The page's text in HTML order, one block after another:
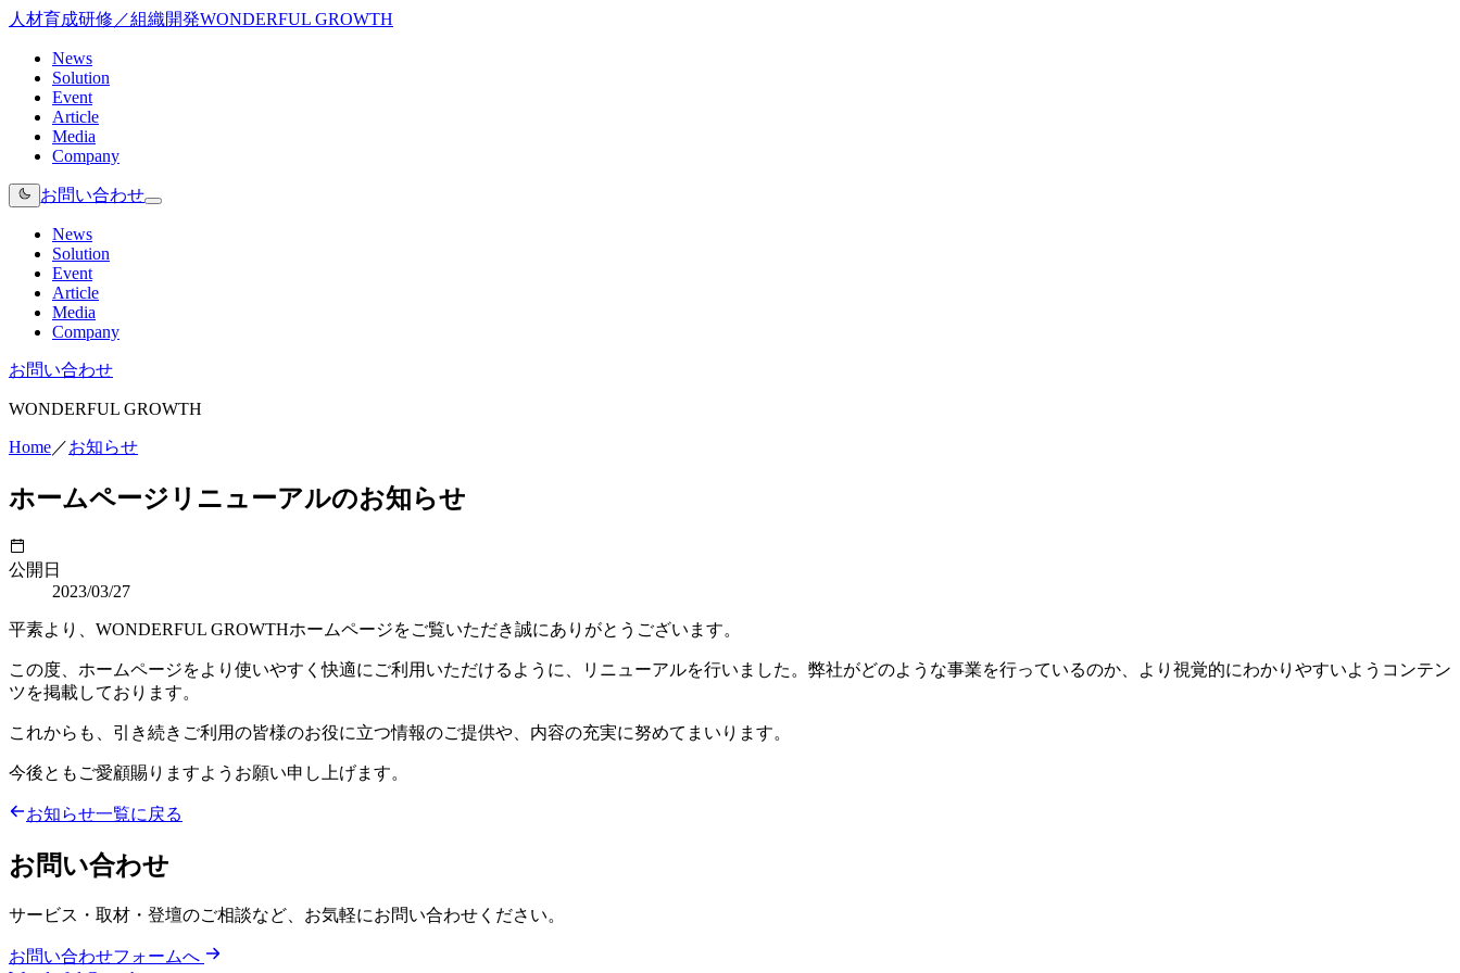
人材育成研修／組織開発WONDERFUL GROWTH
News
Solution
Event
Article
Media
Company
お問い合わせ
News
Solution
Event
Article
Media
Company
お問い合わせ
WONDERFUL GROWTH
Home／お知らせ
ホームページリニューアルのお知らせ
公開日
2023/03/27
平素より、WONDERFUL GROWTHホームページをご覧いただき誠にありがとうございます。
この度、ホームページをより使いやすく快適にご利用いただけるように、リニューアルを行いました。弊社がどのような事業を行っているのか、より視覚的にわかりやすいようコンテン
ツを掲載しております。
これからも、引き続きご利用の皆様のお役に立つ情報のご提供や、内容の充実に努めてまいります。
今後ともご愛顧賜りますようお願い申し上げます。
お知らせ一覧に戻る
お問い合わせ
サービス・取材・登壇のご相談など、お気軽にお問い合わせください。
お問い合わせフォームへ